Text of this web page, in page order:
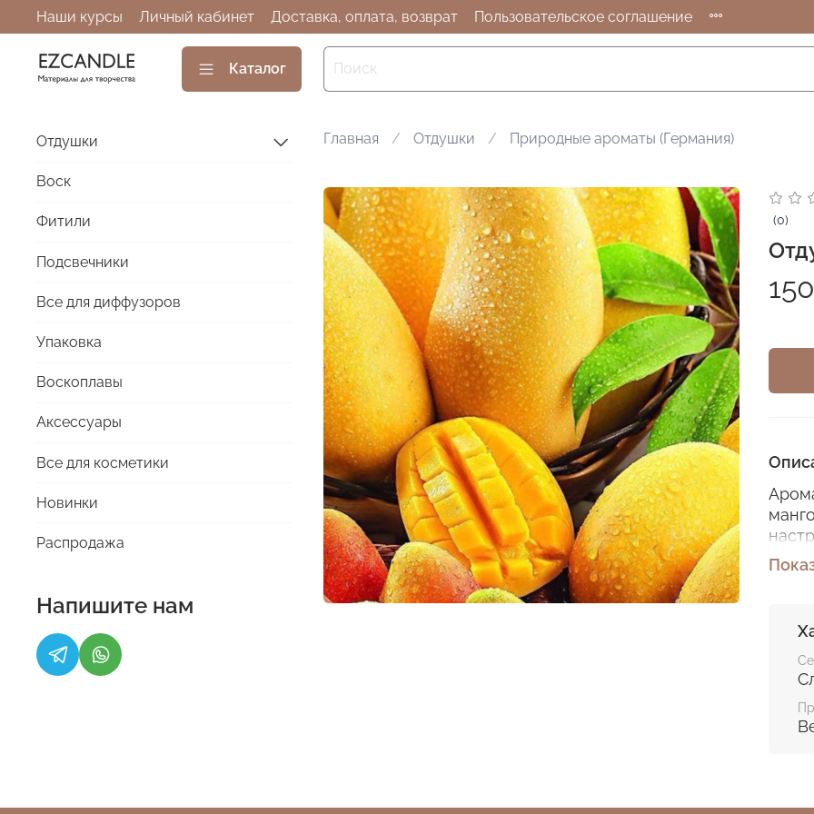
Наши курсы Личный кабинет Доставка, оплата, возврат Пользовательское соглашение
Каталог
Главная Отдушки Природные ароматы (Германия)
(0)
Отдушки
Воск
Фитили
Подсвечники
Все для диффузоров
Упаковка
Воскоплавы
Аксессуары
Все для косметики
Новинки
Распродажа
Напишите нам